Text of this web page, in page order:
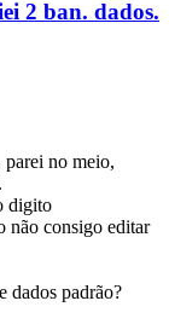
2 ban. dados.
no meio,
digito
não consigo editar
dados padrão?